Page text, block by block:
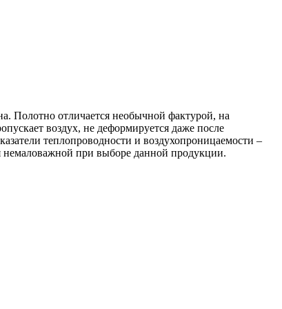
Полотно отличается необычной фактурой, на
воздух, не деформируется даже после
теплопроводности и воздухопроницаемости –
немаловажной при выборе данной продукции.